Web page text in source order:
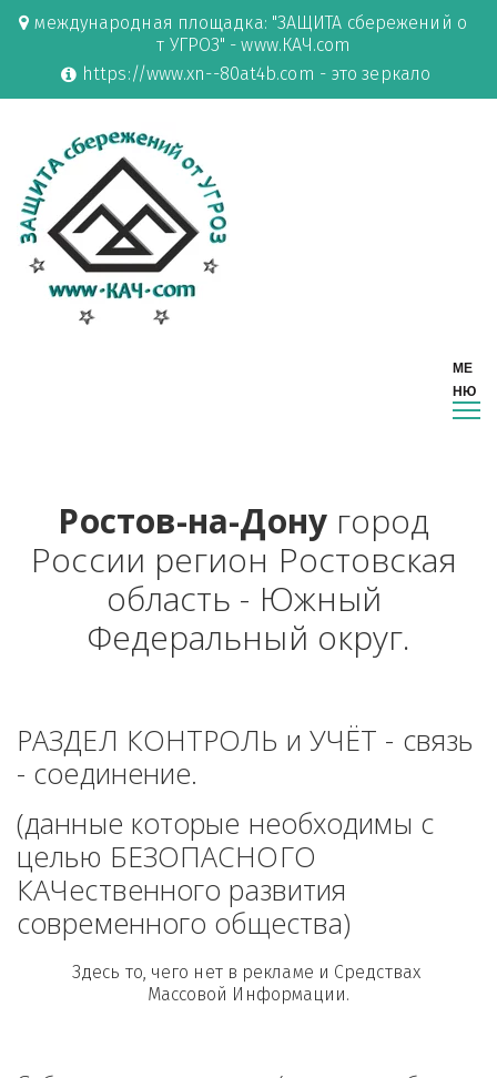
международная площадка: "ЗАЩИТА сбережений о
т УГРОЗ" - www.КАЧ.com
https://www.xn--80at4b.com - это зеркало
Ростов-на-Дону город
России регион Ростовская
область - Южный
Федеральный округ.
РАЗДЕЛ КОНТРОЛЬ и УЧЁТ - связь
- соединение.
(данные которые необходимы с
целью БЕЗОПАСНОГО
КАЧественного развития
современного общества)
Здесь то, чего нет в рекламе и Средствах
Массовой Информации.